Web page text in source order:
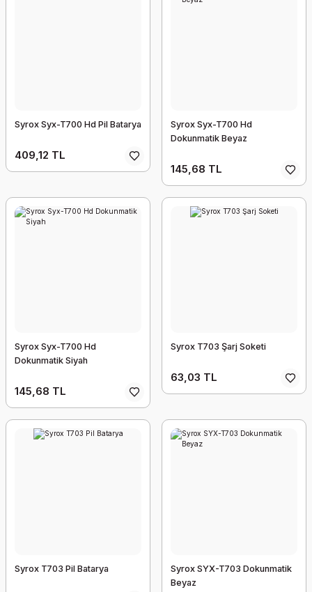
Syrox Syx-T700 Hd Pil Batarya
409,12 TL
Syrox Syx-T700 Hd
Dokunmatik Beyaz
145,68 TL
Syrox Syx-T700 Hd
Dokunmatik Siyah
145,68 TL
Syrox T703 Şarj Soketi
63,03 TL
Syrox T703 Pil Batarya
Syrox SYX-T703 Dokunmatik
Beyaz